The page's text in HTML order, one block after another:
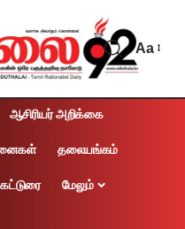
Aa
ஆசிரியர் அறிக்கை
தலையங்கம்
கட்டுரை மேலும்